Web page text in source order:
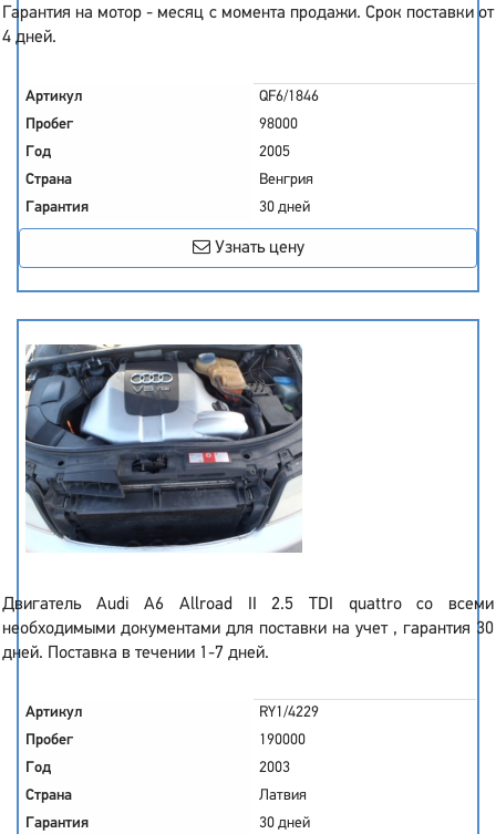
Гарантия на мотор - месяц с момента продажи. Срок поставки от
4 дней.
Артикул
QF6/1846
Пробег
98000
Год
2005
Страна
Венгрия
Гарантия
30 дней
Узнать цену
Двигатель Audi A6 Allroad II 2.5 TDI quattro со всеми
необходимыми документами для поставки на учет , гарантия 30
дней. Поставка в течении 1-7 дней.
Артикул
RY1/4229
Пробег
190000
Год
2003
Страна
Латвия
Гарантия
30 дней